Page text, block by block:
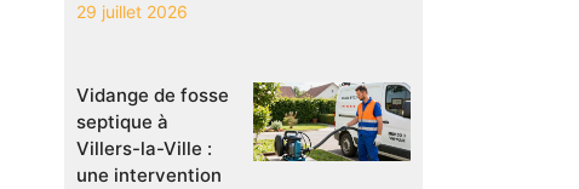
29 juillet 2026
Vidange de fosse
septique à
Villers-la-Ville :
une intervention